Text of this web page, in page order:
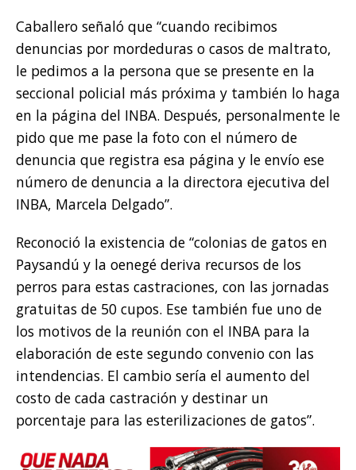
Caballero señaló que “cuando recibimos
denuncias por mordeduras o casos de maltrato,
le pedimos a la persona que se presente en la
seccional policial más próxima y también lo haga
en la página del INBA. Después, personalmente le
pido que me pase la foto con el número de
denuncia que registra esa página y le envío ese
número de denuncia a la directora ejecutiva del
INBA, Marcela Delgado”.
Reconoció la existencia de “colonias de gatos en
Paysandú y la oenegé deriva recursos de los
perros para estas castraciones, con las jornadas
gratuitas de 50 cupos. Ese también fue uno de
los motivos de la reunión con el INBA para la
elaboración de este segundo convenio con las
intendencias. El cambio sería el aumento del
costo de cada castración y destinar un
porcentaje para las esterilizaciones de gatos”.